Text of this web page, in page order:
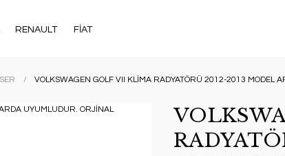
RENAULT FİAT
VOLKSWAGEN GOLF VII KLİMA RADYATÖRÜ 2012-2013 MODEL